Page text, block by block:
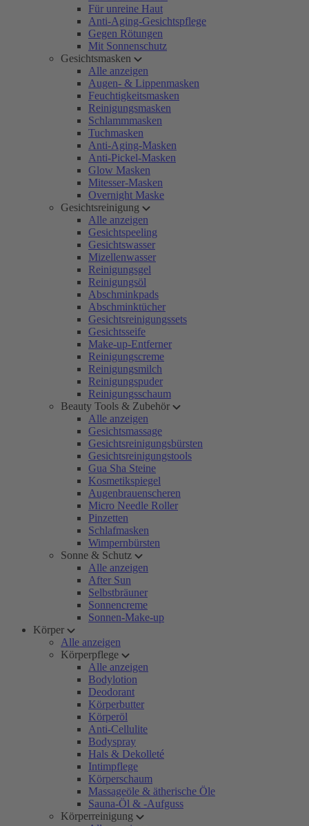
Für unreine Haut
Anti-Aging-Gesichtspflege
Gegen Rötungen
Mit Sonnenschutz
Gesichtsmasken
Alle anzeigen
Augen- & Lippenmasken
Feuchtigkeitsmasken
Reinigungsmasken
Schlammmasken
Tuchmasken
Anti-Aging-Masken
Anti-Pickel-Masken
Glow Masken
Mitesser-Masken
Overnight Maske
Gesichtsreinigung
Alle anzeigen
Gesichtspeeling
Gesichtswasser
Mizellenwasser
Reinigungsgel
Reinigungsöl
Abschminkpads
Abschminktücher
Gesichtsreinigungssets
Gesichtsseife
Make-up-Entferner
Reinigungscreme
Reinigungsmilch
Reinigungspuder
Reinigungsschaum
Beauty Tools & Zubehör
Alle anzeigen
Gesichtsmassage
Gesichtsreinigungsbürsten
Gesichtsreinigungstools
Gua Sha Steine
Kosmetikspiegel
Augenbrauenscheren
Micro Needle Roller
Pinzetten
Schlafmasken
Wimpernbürsten
Sonne & Schutz
Alle anzeigen
After Sun
Selbstbräuner
Sonnencreme
Sonnen-Make-up
Körper
Alle anzeigen
Körperpflege
Alle anzeigen
Bodylotion
Deodorant
Körperbutter
Körperöl
Anti-Cellulite
Bodyspray
Hals & Dekolleté
Intimpflege
Körperschaum
Massageöle & ätherische Öle
Sauna-Öl & -Aufguss
Körperreinigung